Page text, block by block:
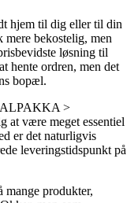
hjem til dig eller til din
mere bekostelig, men
løsning til
hente ordren, men det
bopæl.
ALPAKKA >
være meget essentiel
er det naturligvis
leveringstidspunkt på
mange produkter,